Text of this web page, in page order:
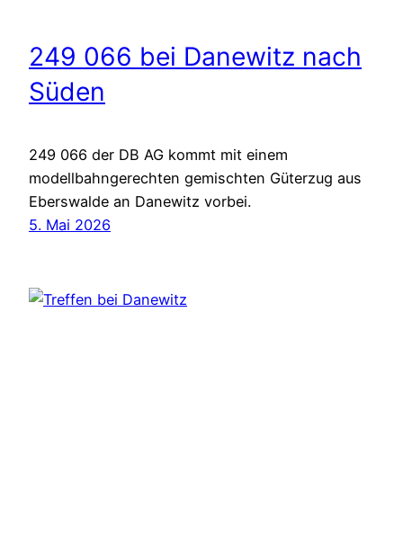
249 066 bei Danewitz nach
Süden
249 066 der DB AG kommt mit einem
modellbahngerechten gemischten Güterzug aus
Eberswalde an Danewitz vorbei.
5. Mai 2026